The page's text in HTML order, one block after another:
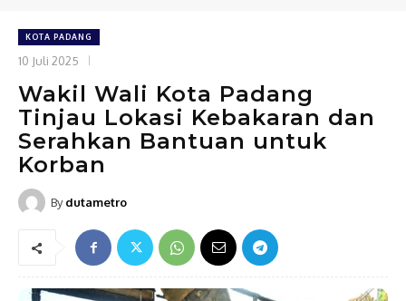
KOTA PADANG
10 Juli 2025
Wakil Wali Kota Padang
Tinjau Lokasi Kebakaran dan
Serahkan Bantuan untuk
Korban
By dutametro